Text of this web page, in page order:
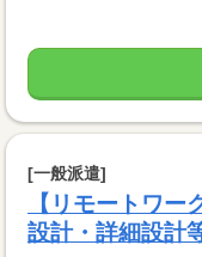
[一般派遣]
【リモートワ
設計・詳細設計